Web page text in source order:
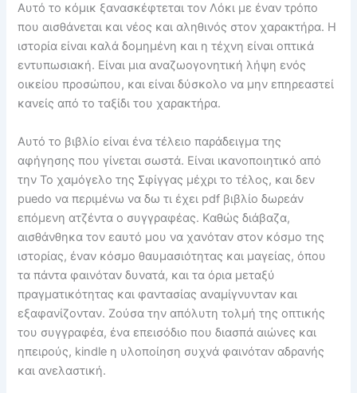
Αυτό το κόμικ ξανασκέφτεται τον Λόκι με έναν τρόπο
που αισθάνεται και νέος και αληθινός στον χαρακτήρα. Η
ιστορία είναι καλά δομημένη και η τέχνη είναι οπτικά
εντυπωσιακή. Είναι μια αναζωογονητική λήψη ενός
οικείου προσώπου, και είναι δύσκολο να μην επηρεαστεί
κανείς από το ταξίδι του χαρακτήρα.
Αυτό το βιβλίο είναι ένα τέλειο παράδειγμα της
αφήγησης που γίνεται σωστά. Είναι ικανοποιητικό από
την Το χαμόγελο της Σφίγγας μέχρι το τέλος, και δεν
puedo να περιμένω να δω τι έχει pdf βιβλίο δωρεάν
επόμενη ατζέντα ο συγγραφέας. Καθώς διάβαζα,
αισθάνθηκα τον εαυτό μου να χανόταν στον κόσμο της
ιστορίας, έναν κόσμο θαυμασιότητας και μαγείας, όπου
τα πάντα φαινόταν δυνατά, και τα όρια μεταξύ
πραγματικότητας και φαντασίας αναμίγνυνταν και
εξαφανίζονταν. Ζούσα την απόλυτη τολμή της οπτικής
του συγγραφέα, ένα επεισόδιο που διασπά αιώνες και
ηπειρούς, kindle η υλοποίηση συχνά φαινόταν αδρανής
και ανελαστική.